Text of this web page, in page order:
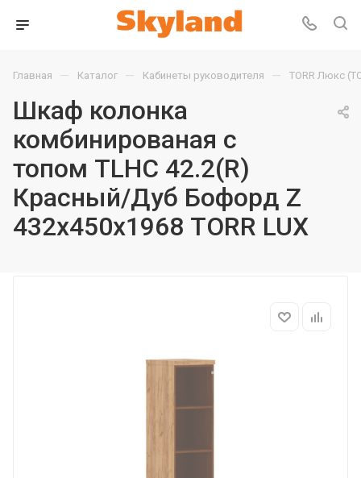
Главная — Каталог — Кабинеты руководителя — TORR Люкс
Шкаф колонка
комбинированая с
топом TLHC 42.2(R)
Красный/Дуб Бофорд Z
432х450х1968 TORR LUX